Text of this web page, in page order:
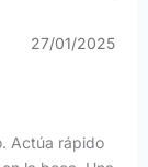
27/01/2025
Actúa rápido